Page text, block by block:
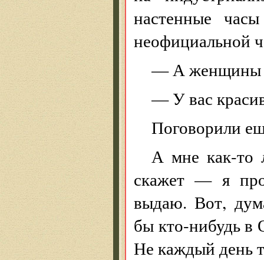
настенные
неофициальной
— А женщины
— У вас
Поговорили
А мне как-то
скажет — я
выдаю. Вот,
бы кто-нибудь в
Не каждый день